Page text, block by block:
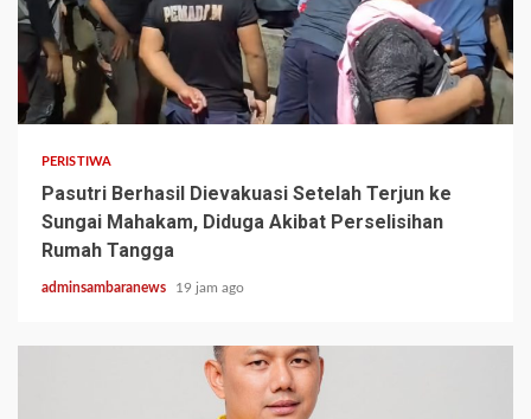
2 min read
PERISTIWA
Pasutri Berhasil Dievakuasi Setelah Terjun ke
Sungai Mahakam, Diduga Akibat Perselisihan
Rumah Tangga
adminsambaranews 19 jam ago